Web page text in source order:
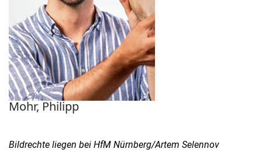
Mohr, Philipp
Bildrechte liegen bei HfM Nürnberg/Artem Selennov